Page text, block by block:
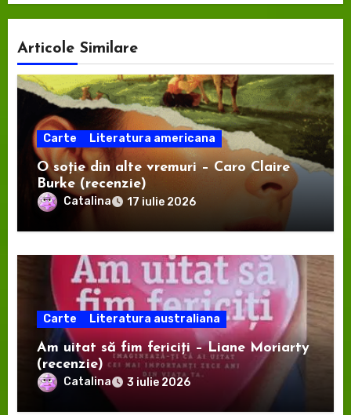
Articole Similare
Carte Literatura americana
O soție din alte vremuri – Caro Claire
Burke (recenzie)
Catalina 17 iulie 2026
Carte Literatura australiana
Am uitat să fim fericiți – Liane Moriarty
(recenzie)
Catalina 3 iulie 2026